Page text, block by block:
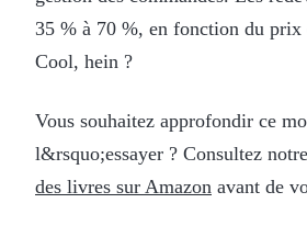
35 % à 70 %, en fonction du prix
Cool, hein ?
Vous souhaitez approfondir ce
l&rsquo;essayer ? Consultez
des livres sur Amazon avant de